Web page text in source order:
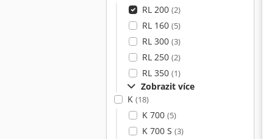
RL 200 (2)
RL 160 (5)
RL 300 (3)
RL 250 (2)
RL 350 (1)
Zobrazit více
K (18)
K 700 (5)
K 700 S (3)